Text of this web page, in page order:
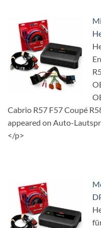
Cabrio R57 F57 Coupé
appeared on Auto-
</p>